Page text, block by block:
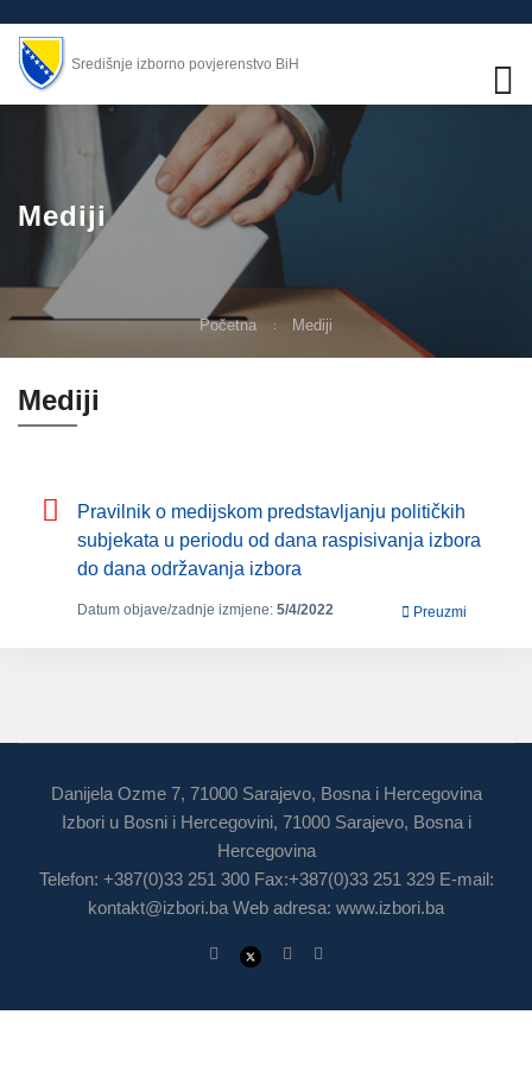
Središnje izborno povjerenstvo BiH
Mediji
Početna Mediji
Mediji
Pravilnik o medijskom predstavljanju političkih
subjekata u periodu od dana raspisivanja izbora
do dana održavanja izbora
Datum objave/zadnje izmjene: 5/4/2022 Preuzmi
Danijela Ozme 7, 71000 Sarajevo, Bosna i Hercegovina
Izbori u Bosni i Hercegovini, 71000 Sarajevo, Bosna i
Hercegovina
Telefon: +387(0)33 251 300 Fax:+387(0)33 251 329 E-mail:
kontakt@izbori.ba Web adresa: www.izbori.ba